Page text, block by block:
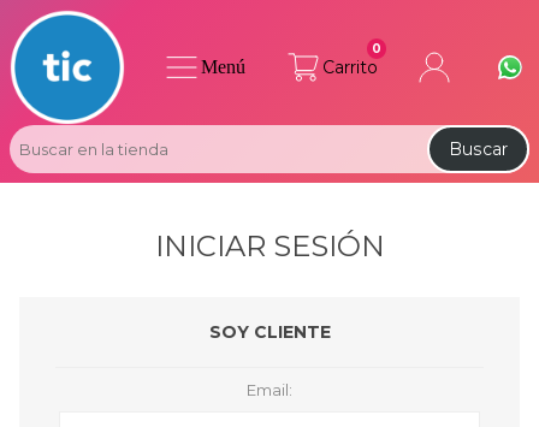
Carrito
0
Buscar
Menú
INICIAR SESIÓN
SOY CLIENTE
Email: